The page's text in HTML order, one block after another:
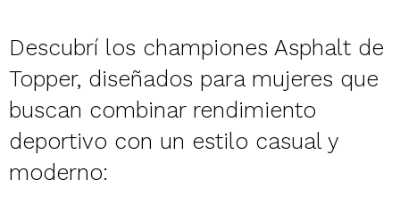
Descubrí los championes Asphalt de
Topper, diseñados para mujeres que
buscan combinar rendimiento
deportivo con un estilo casual y
moderno:
¡Sumate a la forma más ágil de